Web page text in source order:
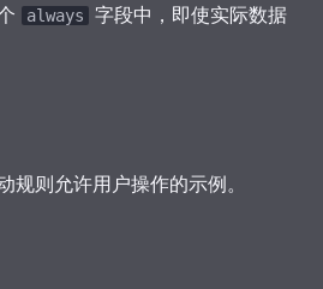
always
字段中，即使实际数据
规则允许用户操作的示例。